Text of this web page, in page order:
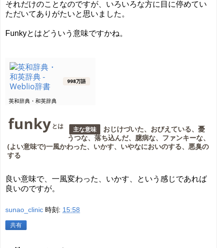
それだけのことなのですが、いろいろな方に目に停めてい
ただいてありがたいと思いました。
Funkyとはどういう意味ですかね。
英和辞典・和英辞典
998万語
funky とは 主な意味
おじけづいた、おびえている、憂
うつな、落ち込んだ、臆病な、ファンキーな、
(よい意味で)一風かわった、いかす、いやなにおいのする、悪臭の
する
良い意味で、一風変わった、いかす、という感じであれば
良いのですが。
sunao_clinic 時刻: 15:58
共有